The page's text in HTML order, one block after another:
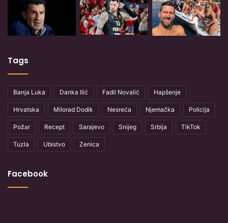
Tags
Banja Luka Danka Ilić Fadil Novalić Hapšenje
Hrvatska Milorad Dodik Nesreća Njemačka Policija
Požar Recept Sarajevo Snijeg Srbija TikTok
Tuzla Ubistvo Zenica
Facebook